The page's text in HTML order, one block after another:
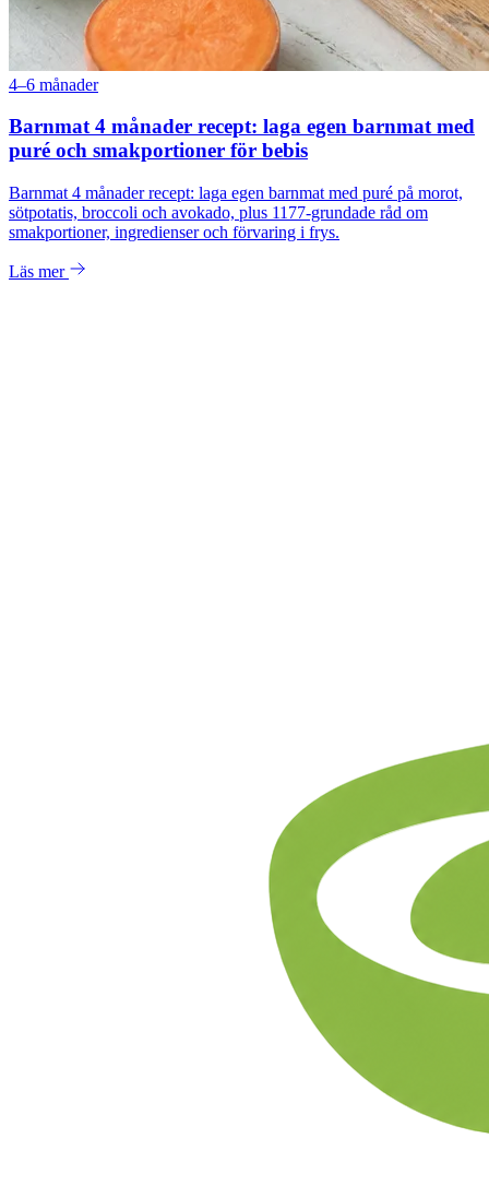
4–6 månader
Barnmat 4 månader recept: laga egen barnmat med
puré och smakportioner för bebis
Barnmat 4 månader recept: laga egen barnmat med puré på morot,
sötpotatis, broccoli och avokado, plus 1177-grundade råd om
smakportioner, ingredienser och förvaring i frys.
Läs mer